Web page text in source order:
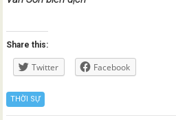
Share this:
Twitter Facebook
THỜI SỰ